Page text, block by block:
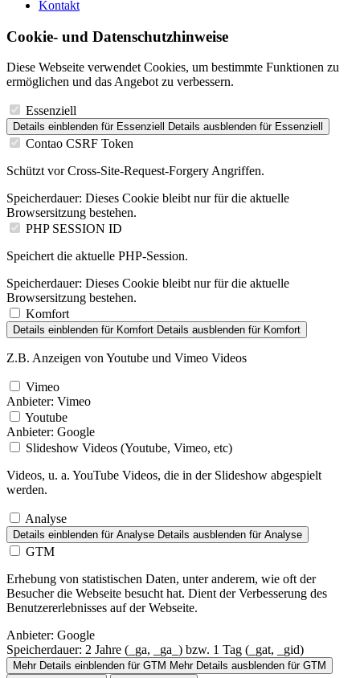
Kontakt
Cookie- und Datenschutzhinweise
Diese Webseite verwendet Cookies, um bestimmte Funktionen zu
ermöglichen und das Angebot zu verbessern.
Essenziell
Details einblenden für Essenziell Details ausblenden für Essenziell
Contao CSRF Token
Schützt vor Cross-Site-Request-Forgery Angriffen.
Speicherdauer: Dieses Cookie bleibt nur für die aktuelle
Browsersitzung bestehen.
PHP SESSION ID
Speichert die aktuelle PHP-Session.
Speicherdauer: Dieses Cookie bleibt nur für die aktuelle
Browsersitzung bestehen.
Komfort
Details einblenden für Komfort Details ausblenden für Komfort
Z.B. Anzeigen von Youtube und Vimeo Videos
Vimeo
Anbieter: Vimeo
Youtube
Anbieter: Google
Slideshow Videos (Youtube, Vimeo, etc)
Videos, u. a. YouTube Videos, die in der Slideshow abgespielt
werden.
Analyse
Details einblenden für Analyse Details ausblenden für Analyse
GTM
Erhebung von statistischen Daten, unter anderem, wie oft der
Besucher die Webseite besucht hat. Dient der Verbesserung des
Benutzererlebnisses auf der Webseite.
Anbieter: Google
Speicherdauer: 2 Jahre (_ga, _ga_) bzw. 1 Tag (_gat, _gid)
Mehr Details einblenden für GTM Mehr Details ausblenden für GTM